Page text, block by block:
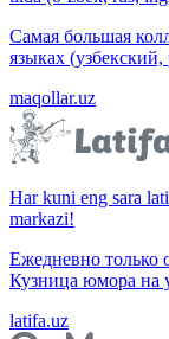
Самая большая
языках
maqollar.uz
Har kuni eng sara
markazi!
Ежедневно только
Кузница юмора на
latifa.uz